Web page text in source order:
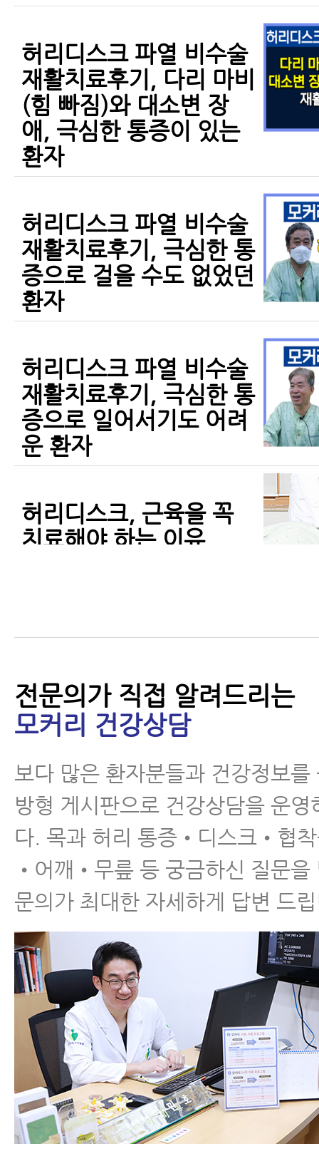
허리디스크 파열 비수술
재활치료후기, 다리 마비
(힘 빠짐)와 대소변 장
애, 극심한 통증이 있는
환자
허리디스크 파열 비수술
재활치료후기, 극심한 통
증으로 걸을 수도 없었던
환자
허리디스크 파열 비수술
재활치료후기, 극심한 통
증으로 일어서기도 어려
운 환자
허리디스크, 근육을 꼭
치료해야 하는 이유
풀어줘도 허리디스크 증
상이 좋아지는 이유와 근
육 풀기 운동
허리디스크파열 자연치
유 실전편 2탄 - 회복기
간 및 회복패턴 잘 알기
허리디스크에 좋은 운동
허리디스크 환자가 하지
말아야 할 앉는 자세 6가
지
전문의가 직접 알려드리는
모커리 건강상담
보다 많은 환자분들과 건강정보를
방형 게시판으로 건강상담을 운영
다. 목과 허리 통증•디스크•협
•어깨•무릎 등 궁금하신 질문을
문의가 최대한 자세하게 답변 드